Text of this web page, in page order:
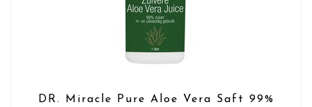
DR. Miracle Pure Aloe Vera Saft 99%